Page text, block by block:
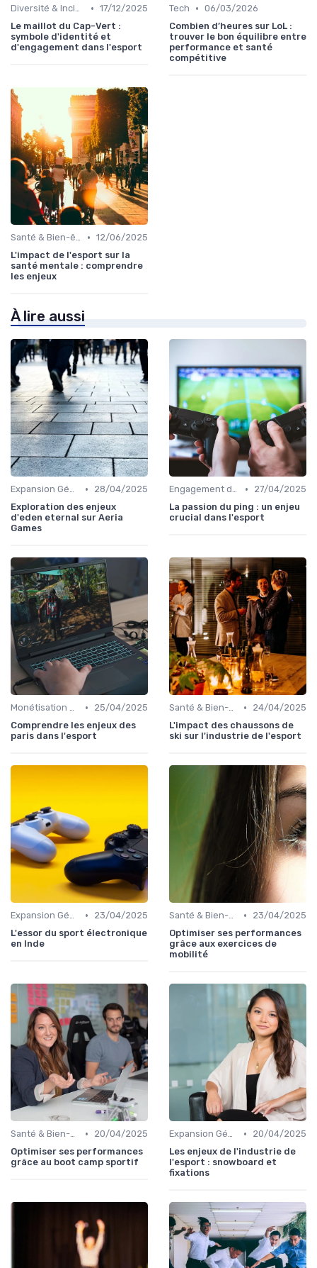
Diversité & Inclusion • 17/12/2025
Le maillot du Cap-Vert :
symbole d'identité et
d'engagement dans l'esport
Tech • 06/03/2026
Combien d’heures sur LoL :
trouver le bon équilibre entre
performance et santé
compétitive
Santé & Bien-être • 12/06/2025
L'impact de l'esport sur la
santé mentale : comprendre
les enjeux
À lire aussi
Expansion Géographique •
28/04/2025
Exploration des enjeux
d'eden eternal sur Aeria
Games
Engagement des Fans •
27/04/2025
La passion du ping : un enjeu
crucial dans l'esport
Monétisation & Sponsoring •
25/04/2025
Comprendre les enjeux des
paris dans l'esport
Santé & Bien-être •
24/04/2025
L'impact des chaussons de
ski sur l'industrie de l'esport
Expansion Géographique •
23/04/2025
L'essor du sport électronique
en Inde
Santé & Bien-être •
23/04/2025
Optimiser ses performances
grâce aux exercices de
mobilité
Santé & Bien-être •
20/04/2025
Optimiser ses performances
grâce au boot camp sportif
Expansion Géographique •
20/04/2025
Les enjeux de l'industrie de
l'esport : snowboard et
fixations